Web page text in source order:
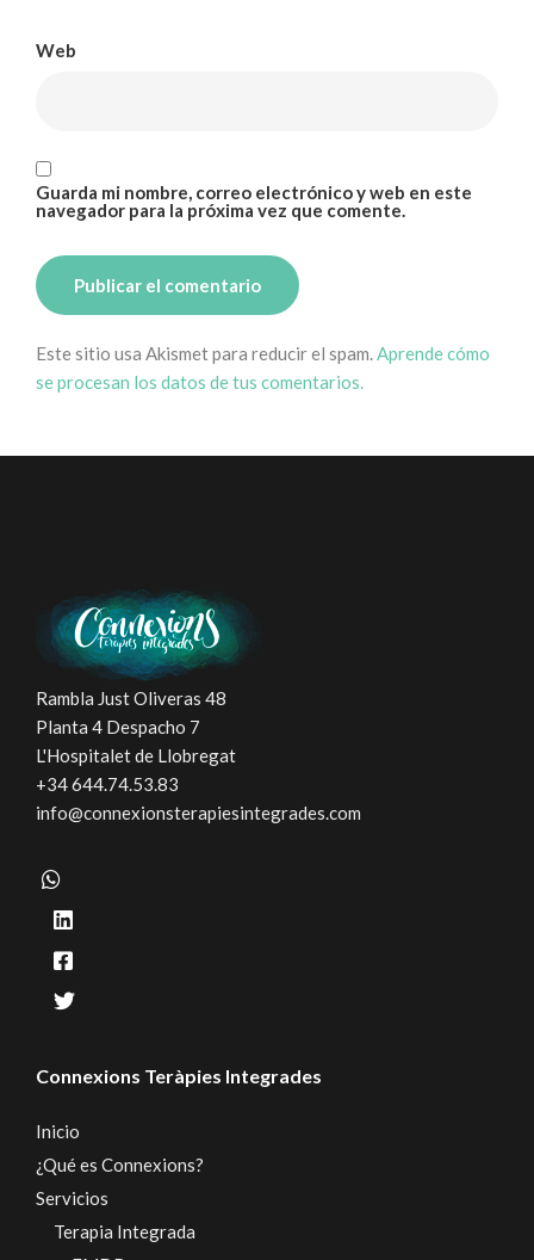
Web
Guarda mi nombre, correo electrónico y web en este
navegador para la próxima vez que comente.
Este sitio usa Akismet para reducir el spam.Aprende cómo
se procesan los datos de tus comentarios.
Rambla Just Oliveras 48
Planta 4 Despacho 7
L'Hospitalet de Llobregat
+34 644.74.53.83
info@connexionsterapiesintegrades.com
Connexions Teràpies Integrades
Inicio
¿Qué es Connexions?
Servicios
Terapia Integrada